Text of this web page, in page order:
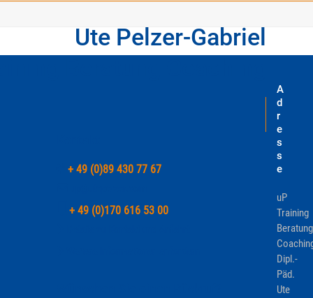
Ute Pelzer-Gabriel
+ 49 (0)89 430 77 67
+ 49 (0)170 616 53 00
A
d
r
e
s
s
e
uP
Training
Beratung
Dipl.-
Päd.
Ute